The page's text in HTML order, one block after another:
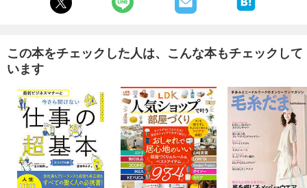
この本をチェックした人は、こんな本もチェックして
います